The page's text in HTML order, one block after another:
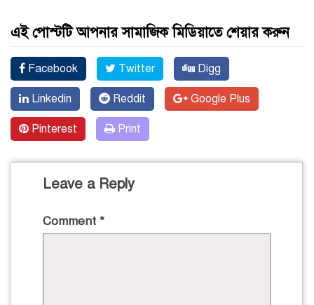
এই পোস্টটি আপনার সামাজিক মিডিয়াতে শেয়ার করুন
Facebook Twitter Digg
Linkedin Reddit Google Plus
Pinterest Print
Leave a Reply
Comment *